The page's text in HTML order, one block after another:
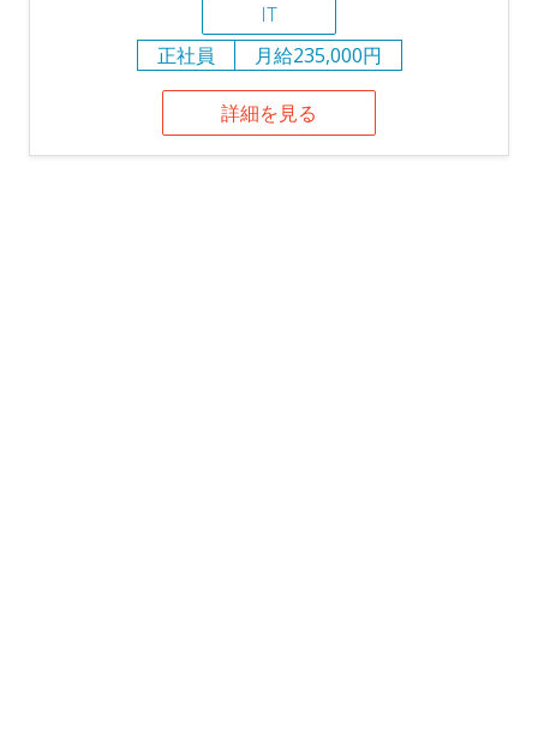
IT
正社員
月給235,000円
詳細を見る